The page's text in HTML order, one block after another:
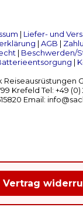
| Liefer- und
| AGB |
| Beschwerden/
|
Reiseausrüstungen
Krefeld Tel: +49 (0)
Email:
Vertrag